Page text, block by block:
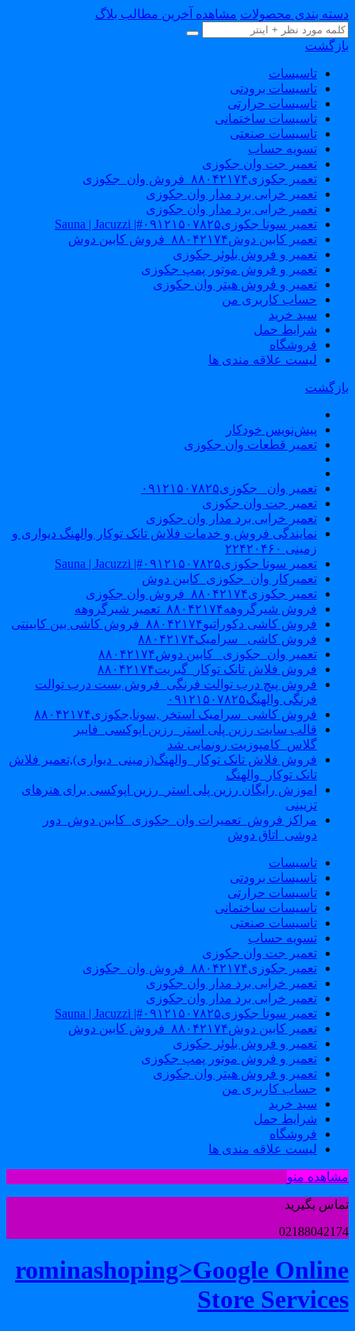
بندی محصولات مشاهده آخرین مطالب بلاگ
تاسیسات
تاسیسات برودتی
تاسیسات حرارتی
تاسیسات ساختمانی
تاسیسات صنعتی
تسویه حساب
تعمیر جت وان جکوزی
تعمیر جکوزی۸۸۰۴۲۱۷۴_فروش وان_جکوزی
تعمیر خرابی برد مدار وان جکوزی
تعمیر خرابی برد مدار وان جکوزی
تعمیر سونا جکوزی۰۹۱۲۱۵۰۷۸۲۵#| Sauna | Jacuzzi
تعمیر کابین دوش۸۸۰۴۲۱۷۴_فروش کابین دوش
تعمیر و فروش بلوئر جکوزی
تعمیر و فروش موتور پمپ جکوزی
تعمیر و فروش هیتر وان جکوزی
حساب کاربری من
سبد خرید
شرایط حمل
فروشگاه
لیست علاقه مندی ها
پیش‌نویس خودکار
تعمیر قطعات وان جکوزی
تعمیر وان _جکوزی۰۹۱۲۱۵۰۷۸۲۵
تعمیر جت وان جکوزی
تعمیر خرابی برد مدار وان جکوزی
نمایندگی فروش و خدمات فلاش تانک توکار والهنگ دیواری و
زمینی ۲۲۴۲۰۴۶۰
تعمیر سونا جکوزی۰۹۱۲۱۵۰۷۸۲۵#| Sauna | Jacuzzi
تعمیرکار وان_جکوزی_کابین دوش
تعمیر جکوزی۸۸۰۴۲۱۷۴_فروش وان جکوزی
فروش شیرگروهه۸۸۰۴۲۱۷۴_تعمیر شیرگروهه
فروش کاشی دکوراتیو۸۸۰۴۲۱۷۴_فروش کاشی بین کابینتی
فروش کاشی _سرامیک۸۸۰۴۲۱۷۴
تعمیر وان_جکوزی_ کابین دوش۸۸۰۴۲۱۷۴
فروش فلاش تانک توکار_گبریت۸۸۰۴۲۱۷۴
فروش پیچ درب توالت فرنگی_فروش بست درب توالت
فرنگی والهنگ۰۹۱۲۱۵۰۷۸۲۵
فروش کاشی_سرامیک استخر ,سونا,جکوزی۸۸۰۴۲۱۷۴
قالب سایت رزین پلی استر_رزین اپوکسی_فایبر
گلاس_کامپوزیت رونمایی شد
فروش فلاش تانک توکار_والهنگ(زمینی_دیواری),تعمیر فلاش
تانک توکار_والهنگ
اموزش رایگان رزین پلی استر_رزین اپوکسی برای هنرهای
تزیینی
مراکز فروش_تعمیرات وان_جکوزی_کابین دوش_دور
دوشی_اتاق دوش
تاسیسات
تاسیسات برودتی
تاسیسات حرارتی
تاسیسات ساختمانی
تاسیسات صنعتی
تسویه حساب
تعمیر جت وان جکوزی
تعمیر جکوزی۸۸۰۴۲۱۷۴_فروش وان_جکوزی
تعمیر خرابی برد مدار وان جکوزی
تعمیر خرابی برد مدار وان جکوزی
تعمیر سونا جکوزی۰۹۱۲۱۵۰۷۸۲۵#| Sauna | Jacuzzi
تعمیر کابین دوش۸۸۰۴۲۱۷۴_فروش کابین دوش
تعمیر و فروش بلوئر جکوزی
تعمیر و فروش موتور پمپ جکوزی
تعمیر و فروش هیتر وان جکوزی
حساب کاربری من
سبد خرید
شرایط حمل
فروشگاه
لیست علاقه مندی ها
منو
بگیرید
rominashoping>Google
Store